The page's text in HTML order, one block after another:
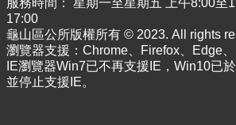
服務時間： 星期一至星期五 上午8:00至
17:00
龜山區公所版權所有 © 2023. All rights
瀏覽器支援：Chrome、Firefox、Edge
IE瀏覽器Win7已不再支援IE，Win10已
並停止支援IE。